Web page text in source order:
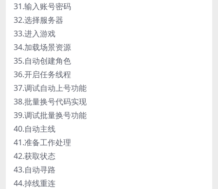
31.输入账号密码
32.选择服务器
33.进入游戏
34.加载场景资源
35.自动创建角色
36.开启任务线程
37.调试自动上号功能
38.批量换号代码实现
39.调试批量换号功能
40.自动主线
41.准备工作处理
42.获取状态
43.自动寻路
44.掉线重连